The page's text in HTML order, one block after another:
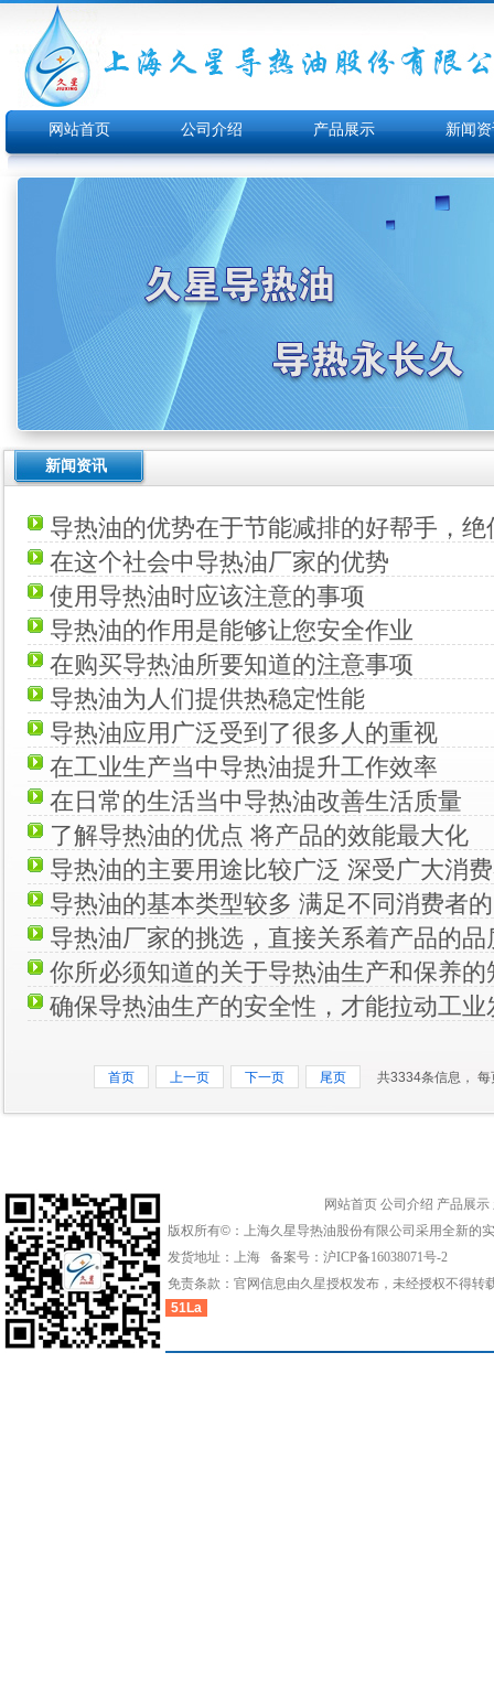
网站首页 公司介绍 产品展示 新闻
新闻资讯
导热油的优势在于节能减排的好帮手，
在这个社会中导热油厂家的优势
使用导热油时应该注意的事项
导热油的作用是能够让您安全作业
在购买导热油所要知道的注意事项
导热油为人们提供热稳定性能
导热油应用广泛受到了很多人的重视
在工业生产当中导热油提升工作效率
在日常的生活当中导热油改善生活质量
了解导热油的优点 将产品的效能最大化
导热油的主要用途比较广泛 深受广大消
导热油的基本类型较多 满足不同消费者
导热油厂家的挑选，直接关系着产品的品
你所必须知道的关于导热油生产和保养的
确保导热油生产的安全性，才能拉动工业
首页 上一页 下一页 尾页 共3334条信息， 每
网站首页 公司介绍 产品展示
版权所有©：上海久星导热油股份有限公司采用全新的
发货地址：上海 备案号： 沪ICP备16038071号-2
免责条款：官网信息由久星授权发布，未经授权不得
51La